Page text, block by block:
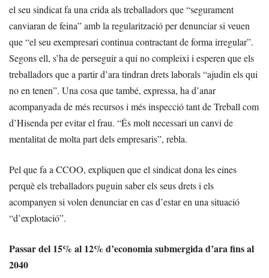
el seu sindicat fa una crida als treballadors que “segurament
canviaran de feina” amb la regularització per denunciar si veuen
que “el seu exempresari continua contractant de forma irregular”.
Segons ell, s’ha de perseguir a qui no compleixi i esperen que els
treballadors que a partir d’ara tindran drets laborals “ajudin els qui
no en tenen”. Una cosa que també, expressa, ha d’anar
acompanyada de més recursos i més inspecció tant de Treball com
d’Hisenda per evitar el frau. “És molt necessari un canvi de
mentalitat de molta part dels empresaris”, rebla.
Pel que fa a CCOO, expliquen que el sindicat dona les eines
perquè els treballadors puguin saber els seus drets i els
acompanyen si volen denunciar en cas d’estar en una situació
“d’explotació”.
Passar del 15% al 12% d’economia submergida d’ara fins al
2040